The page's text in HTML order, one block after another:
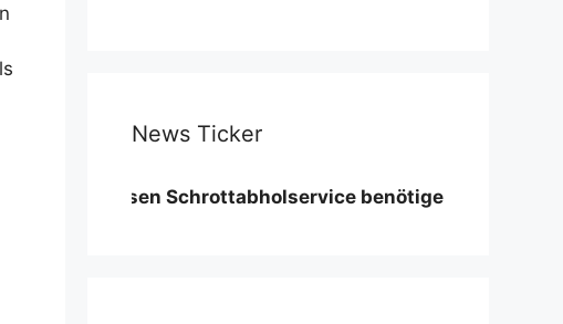
News Ticker
Schrottabholservice benötigen wir eine